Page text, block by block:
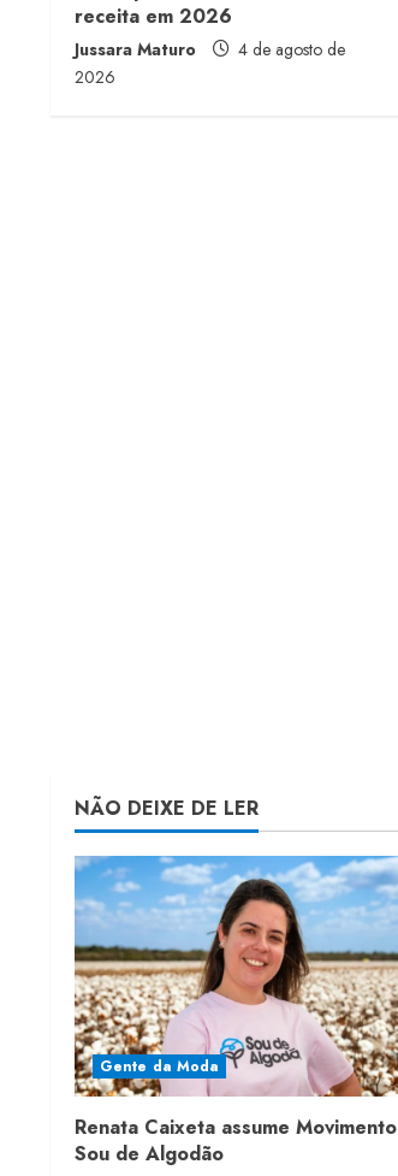
a
receita em 2026
Jussara Maturo
4 de agosto de
2026
NÃO DEIXE DE LER
Gente da Moda
Renata Caixeta assume Movimento
Sou de Algodão